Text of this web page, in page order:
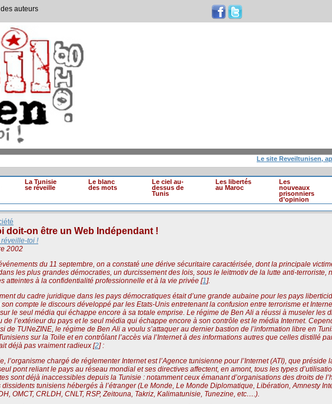
auteurs
Le site Reveiltunisen, après
La Tunisie
se réveille
Le blanc
des mots
Le ciel au-
dessus de
Tunis
Les libertés
au Maroc
Les
nouveaux
prisonniers
d’opinion
doit-on être un Web Indépendant !
réveille-toi !
2002
du 11 septembre, on a constaté une dérive sécuritaire caractérisée, dont la principale
les plus grandes démocraties, un durcissement des lois, sous le leitmotiv de la lutte anti-terroriste,
atteintes à la confidentialité professionnelle et à la vie privée [1].
du cadre juridique dans les pays démocratiques était d’une grande aubaine pour les pays
compte le discours développé par les Etats-Unis entretenant la confusion entre terrorisme et
le seul média qui échappe encore à sa totale emprise. Le régime de Ben Ali a réussi à museler les
de l’extérieur du pays et le seul média qui échappe encore à son contrôle est le média Internet.
de TUNeZINE, le régime de Ben Ali a voulu s’attaquer au dernier bastion de l’information libre en
sur la Toile et en contrôlant l’accès via l’Internet à des informations autres que celles distillé
déjà pas vraiment radieux [2] :
l’organisme chargé de réglementer Internet est l’Agence tunisienne pour l’Internet (ATI), que
pont reliant le pays au réseau mondial et ses directives affectent, en amont, tous les types
sont déjà inaccessibles depuis la Tunisie : notamment ceux émanant d’organisations des droits de
dissidents tunisiens hébergés à l’étranger (Le Monde, Le Monde Diplomatique, Libération, Amnesty
OMCT, CRLDH, CNLT, RSP, Zeitouna, Takriz, Kalimatunisie, Tunezine, etc….).